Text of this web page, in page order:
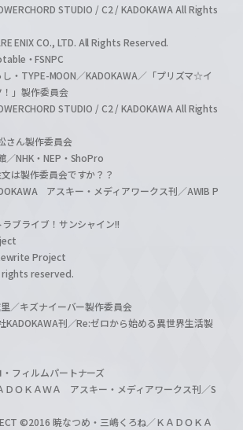
STUDIO / C2 / KADOKAWA All Rights
ENIX CO., LTD. All Rights Reserved.
・FSNPC
・TYPE-MOON／KADOKAWA／「プリズマ☆イ
」製作委員会
STUDIO / C2 / KADOKAWA All Rights
さん製作委員会
NHK・NEP・ShoPro
は製作委員会ですか？？
アスキー・メディアワークス刊／AWIB P
ブライブ！サンシャイン!!
Project
rights reserved.
／キズナイーバー製作委員会
刊／Re:ゼロから始める異世界生活製
フィルムパートナーズ
ＯＫＡＷＡ アスキー・メディアワークス刊／S
©2016 暁なつめ・三嶋くろね／ＫＡＤＯＫＡ